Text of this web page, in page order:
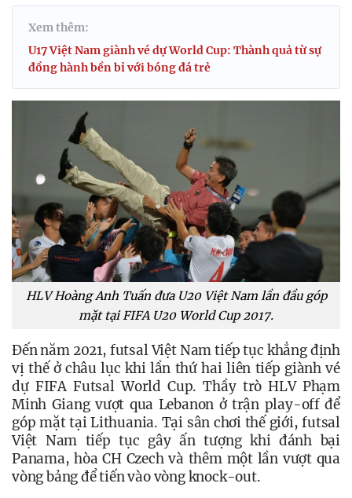
Xem thêm:
U17 Việt Nam giành vé dự World Cup: Thành quả từ sự
đồng hành bền bỉ với bóng đá trẻ
HLV Hoàng Anh Tuấn đưa U20 Việt Nam lần đầu góp
mặt tại FIFA U20 World Cup 2017.
Đến năm 2021, futsal Việt Nam tiếp tục khẳng định
vị thế ở châu lục khi lần thứ hai liên tiếp giành vé
dự FIFA Futsal World Cup. Thầy trò HLV Phạm
Minh Giang vượt qua Lebanon ở trận play-off để
góp mặt tại Lithuania. Tại sân chơi thế giới, futsal
Việt Nam tiếp tục gây ấn tượng khi đánh bại
Panama, hòa CH Czech và thêm một lần vượt qua
vòng bảng để tiến vào vòng knock-out.